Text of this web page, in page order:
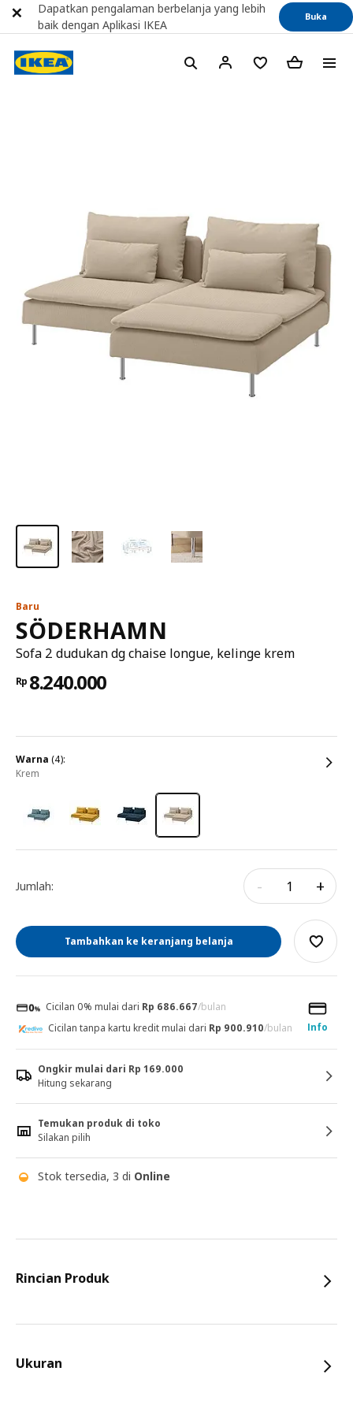
Baru
SÖDERHAMN
Sofa 2 dudukan dg chaise longue, kelinge krem
Rp 8.240.000
warna (4):
krem
Jumlah: - +
Tambahkan ke keranjang belanja
Cicilan 0% mulai dari Rp 686.667/bulan
Info
Cicilan tanpa kartu kredit mulai dari Rp 900.910/bulan
Ongkir mulai dari Rp 169.000
Hitung sekarang
Temukan produk di toko
Silakan pilih
Stok tersedia, 3 di Online
Rincian Produk
Ukuran
Dapatkan pengalaman berbelanja yang lebih
baik dengan Aplikasi IKEA
Buka